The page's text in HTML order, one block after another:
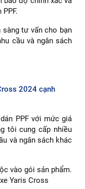
ARI cơ bản:
TPU
TPU
9Mil
8.5Mil